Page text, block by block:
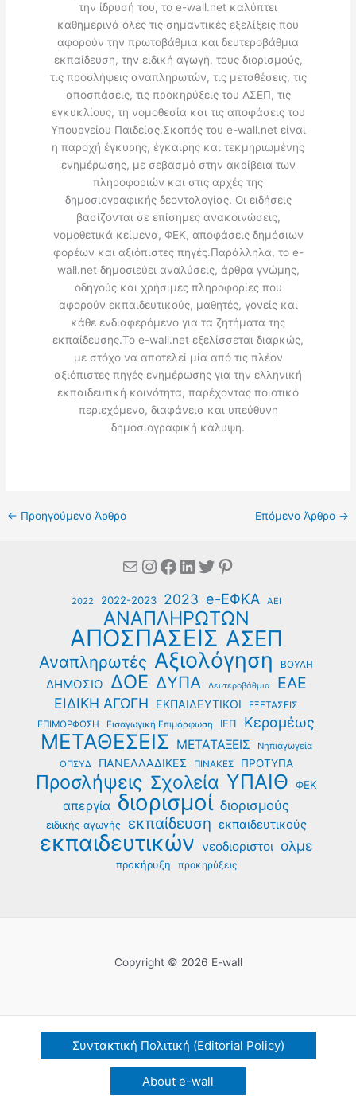
την ίδρυσή του, το e-wall.net καλύπτει
καθημερινά όλες τις σημαντικές εξελίξεις που
αφορούν την πρωτοβάθμια και δευτεροβάθμια
εκπαίδευση, την ειδική αγωγή, τους διορισμούς,
τις προσλήψεις αναπληρωτών, τις μεταθέσεις, τις
αποσπάσεις, τις προκηρύξεις του ΑΣΕΠ, τις
εγκυκλίους, τη νομοθεσία και τις αποφάσεις του
Υπουργείου Παιδείας.Σκοπός του e-wall.net είναι
η παροχή έγκυρης, έγκαιρης και τεκμηριωμένης
ενημέρωσης, με σεβασμό στην ακρίβεια των
πληροφοριών και στις αρχές της
δημοσιογραφικής δεοντολογίας. Οι ειδήσεις
βασίζονται σε επίσημες ανακοινώσεις,
νομοθετικά κείμενα, ΦΕΚ, αποφάσεις δημόσιων
φορέων και αξιόπιστες πηγές.Παράλληλα, το e-
wall.net δημοσιεύει αναλύσεις, άρθρα γνώμης,
οδηγούς και χρήσιμες πληροφορίες που
αφορούν εκπαιδευτικούς, μαθητές, γονείς και
κάθε ενδιαφερόμενο για τα ζητήματα της
εκπαίδευσης.Το e-wall.net εξελίσσεται διαρκώς,
με στόχο να αποτελεί μία από τις πλέον
αξιόπιστες πηγές ενημέρωσης για την ελληνική
εκπαιδευτική κοινότητα, παρέχοντας ποιοτικό
περιεχόμενο, διαφάνεια και υπεύθυνη
δημοσιογραφική κάλυψη.
← Προηγούμενο Άρθρο Επόμενο Άρθρο →
MailInstagram
Facebook
Linkedin
Twitter
Pinterest
2022 2022-2023 2023 e-ΕΦΚΑ ΑΕΙ
ΑΝΑΠΛΗΡΩΤΩΝ
ΑΠΟΣΠΑΣΕΙΣ ΑΣΕΠ
Αναπληρωτές Αξιολόγηση ΒΟΥΛΗ
ΔΗΜΟΣΙΟ ΔΟΕ ΔΥΠΑ Δευτεροβάθμια ΕΑΕ
ΕΙΔΙΚΗ ΑΓΩΓΗ ΕΚΠΑΙΔΕΥΤΙΚΟΙ ΕΞΕΤΑΣΕΙΣ
ΕΠΙΜΟΡΦΩΣΗ Εισαγωγική Επιμόρφωση ΙΕΠ Κεραμέως
ΜΕΤΑΘΕΣΕΙΣ ΜΕΤΑΤΑΞΕΙΣ
Νηπιαγωγεία
ΟΠΣΥΔ
ΠΑΝΕΛΛΑΔΙΚΕΣ ΠΙΝΑΚΕΣ ΠΡΟΤΥΠΑ
Προσλήψεις Σχολεία ΥΠΑΙΘ ΦΕΚ
απεργία διορισμοί διορισμούς
ειδικής αγωγής εκπαίδευση εκπαιδευτικούς
εκπαιδευτικών νεοδιοριστοι ολμε
προκήρυξη προκηρύξεις
Copyright © 2026 E-wall
Συντακτική Πολιτική (Editorial Policy)
About e-wall